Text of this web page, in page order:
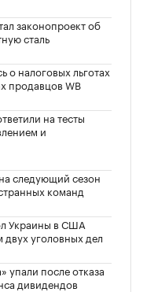
законопроект об
сталь
о налоговых льготах
продавцов WB
на тесты
и
следующий сезон
команд
Украины в США
двух уголовных дел
упали после отказа
дивидендов